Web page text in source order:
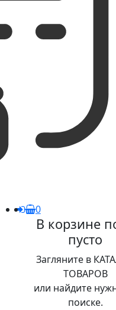
0
В корзине
пусто
Загляните в
ТОВАРОВ
или найдите
поиске.